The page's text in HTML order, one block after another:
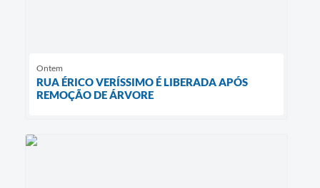
Ontem
RUA ÉRICO VERÍSSIMO É LIBERADA APÓS
REMOÇÃO DE ÁRVORE